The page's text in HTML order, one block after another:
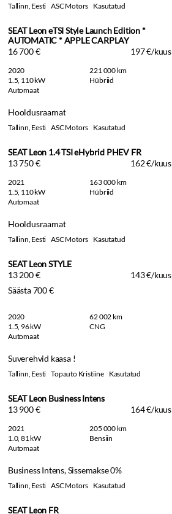
Tallinn, Eesti ASC Motors Kasutatud
SEAT Leon eTSI Style Launch Edition *
AUTOMATIC * APPLE CARPLAY
16 700 €
197 €/kuus
2020
221 000 km
1.5, 110 kW
Hübriid
Automaat
Hooldusraamat
Tallinn, Eesti ASC Motors Kasutatud
SEAT Leon 1.4 TSI eHybrid PHEV FR
13 750 €
162 €/kuus
2021
163 000 km
1.5, 110 kW
Hübriid
Automaat
Hooldusraamat
Tallinn, Eesti ASC Motors Kasutatud
SEAT Leon STYLE
13 200 €
143 €/kuus
Säästa 700 €
2020
62 002 km
1.5, 96 kW
CNG
Automaat
Suverehvid kaasa !
Tallinn, Eesti Topauto Kristiine Kasutatud
SEAT Leon Business Intens
13 900 €
164 €/kuus
2021
205 000 km
1.0, 81 kW
Bensiin
Automaat
Business Intens, Sissemakse 0%
Tallinn, Eesti ASC Motors Kasutatud
SEAT Leon FR